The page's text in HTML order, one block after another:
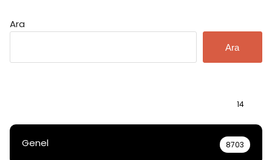
Ara
Ara
14
Genel 8703